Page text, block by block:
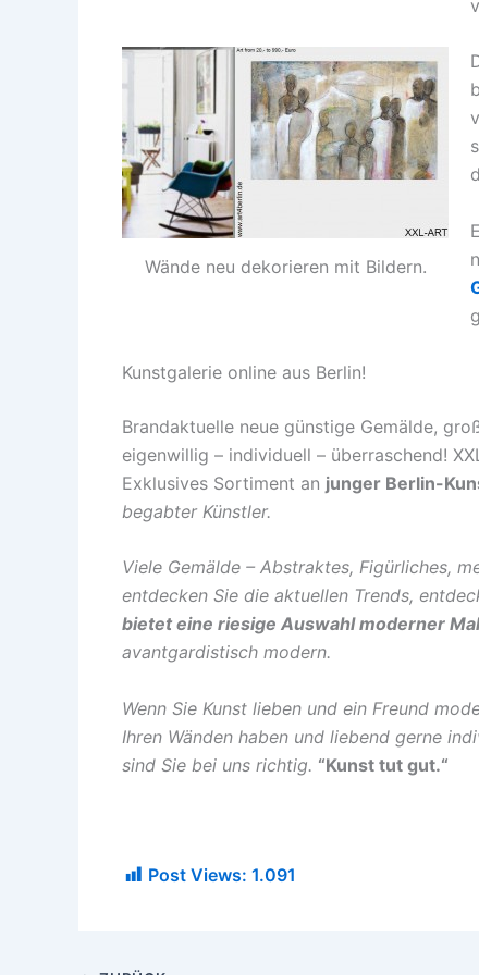
Wände neu dekorieren mit Bildern.
Kunstgalerie online aus Berlin!
Brandaktuelle neue günstige Gemälde,
eigenwillig – individuell – überraschend!
Exklusives Sortiment an junger Berlin-
begabter Künstler.
Viele Gemälde – Abstraktes, Figürliches,
entdecken Sie die aktuellen Trends,
bietet eine riesige Auswahl moderner
avantgardistisch modern.
Wenn Sie Kunst lieben und ein Freund
Ihren Wänden haben und liebend gerne
sind Sie bei uns richtig. “Kunst tut gut.“
Post Views: 1.091